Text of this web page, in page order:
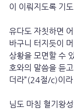
이 이뤄지도록 기
유다도 자칫하면
바구니 터지듯이
상황을 모면할 수
호와의 말씀을 듣
더라”(24절/c)이
님도 마침 혈기왕